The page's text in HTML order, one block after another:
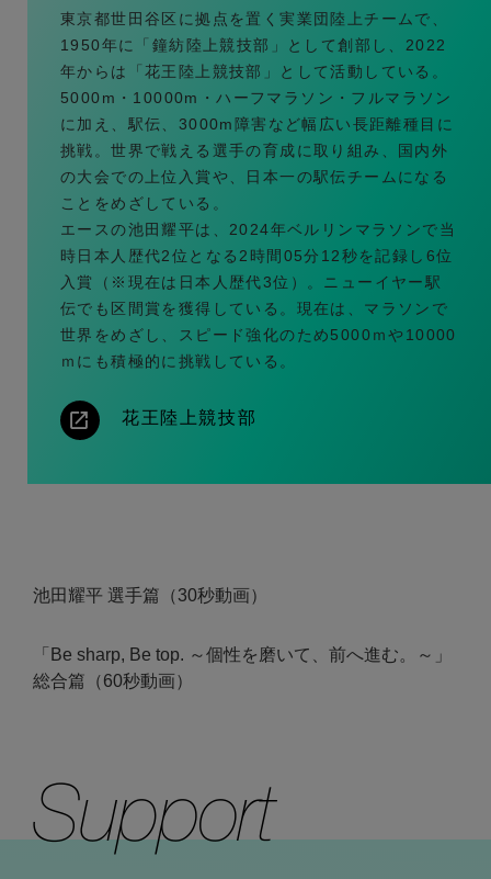
東京都世田谷区に拠点を置く実業団陸上チームで、
1950年に「鐘紡陸上競技部」として創部し、2022
年からは「花王陸上競技部」として活動している。
5000m・10000m・ハーフマラソン・フルマラソン
に加え、駅伝、3000m障害など幅広い長距離種目に
挑戦。世界で戦える選手の育成に取り組み、国内外
の大会での上位入賞や、日本一の駅伝チームになる
ことをめざしている。
エースの池田耀平は、2024年ベルリンマラソンで当
時日本人歴代2位となる2時間05分12秒を記録し6位
入賞（※現在は日本人歴代3位）。ニューイヤー駅
伝でも区間賞を獲得している。現在は、マラソンで
世界をめざし、スピード強化のため5000ｍや10000
ｍにも積極的に挑戦している。
花王陸上競技部
池田耀平 選手篇（30秒動画）
「Be sharp, Be top. ～個性を磨いて、前へ進む。～」
総合篇（60秒動画）